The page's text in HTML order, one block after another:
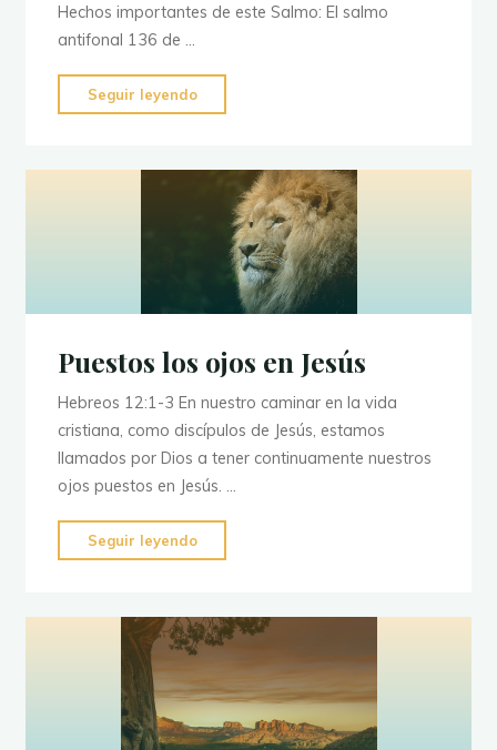
Hechos importantes de este Salmo: El salmo
antifonal 136 de …
Seguir leyendo
qué
alabar
Dios?"
Puestos los ojos en Jesús
Hebreos 12:1-3 En nuestro caminar en la vida
cristiana, como discípulos de Jesús, estamos
llamados por Dios a tener continuamente nuestros
ojos puestos en Jesús. …
Seguir leyendo
los
en
Jesús"